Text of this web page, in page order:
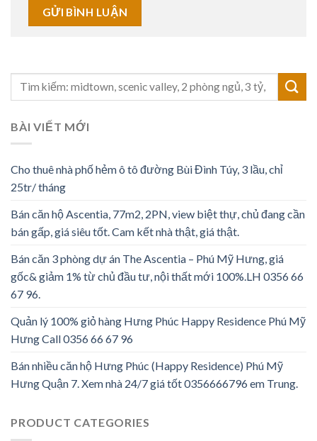
BÀI VIẾT MỚI
Cho thuê nhà phố hẻm ô tô đường Bùi Đình Túy, 3 lầu, chỉ
25tr/ tháng
Bán căn hộ Ascentia, 77m2, 2PN, view biệt thự, chủ đang cần
bán gấp, giá siêu tốt. Cam kết nhà thật, giá thật.
Bán căn 3 phòng dự án The Ascentia – Phú Mỹ Hưng, giá
gốc& giảm 1% từ chủ đầu tư, nội thất mới 100%.LH 0356 66
67 96.
Quản lý 100% giỏ hàng Hưng Phúc Happy Residence Phú Mỹ
Hưng Call 0356 66 67 96
Bán nhiều căn hộ Hưng Phúc (Happy Residence) Phú Mỹ
Hưng Quận 7. Xem nhà 24/7 giá tốt 0356666796 em Trung.
PRODUCT CATEGORIES